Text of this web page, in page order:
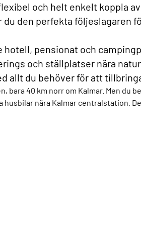
och helt enkelt koppla
du den perfekta följeslagaren
pensionat och
och ställplatser nära
allt du behöver för att
bara 40 km norr om Kalmar. Men du
husbilar nära Kalmar centralstation.